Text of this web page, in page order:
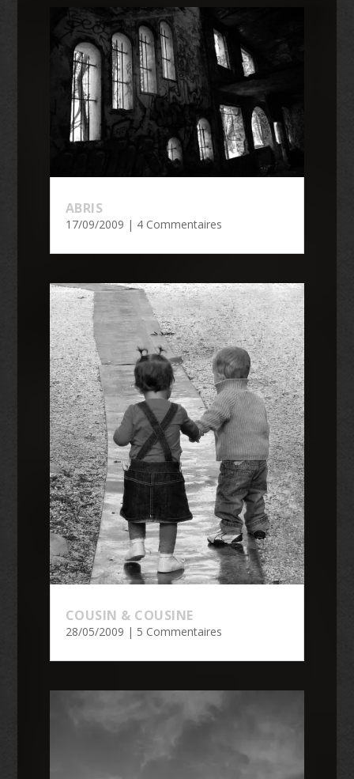
ABRIS
17/09/2009 | 4 Commentaires
COUSIN & COUSINE
28/05/2009 | 5 Commentaires